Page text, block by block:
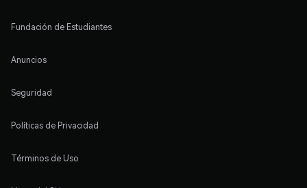
Fundación de Estudiantes
Anuncios
Seguridad
Políticas de Privacidad
Términos de Uso